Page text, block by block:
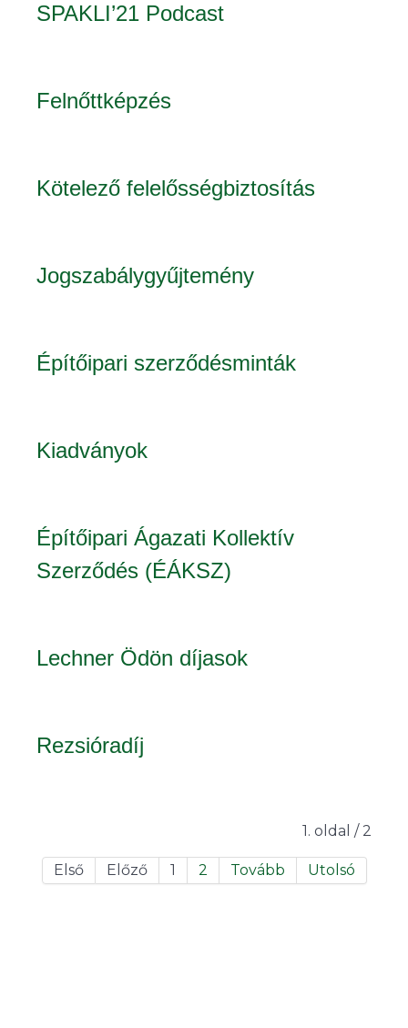
SPAKLI’21 Podcast
Felnőttképzés
Kötelező felelősségbiztosítás
Jogszabálygyűjtemény
Építőipari szerződésminták
Kiadványok
Építőipari Ágazati Kollektív
Szerződés (ÉÁKSZ)
Lechner Ödön díjasok
Rezsióradíj
1. oldal / 2
Első Előző 1 2 Tovább Utolsó